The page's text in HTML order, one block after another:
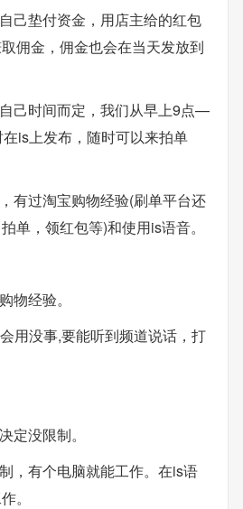
己垫付资金，用店主给的红包
佣金，佣金也会在当天发放到
己时间而定，我们从早上9点—
is上发布，随时可以来拍单
有过淘宝购物经验(刷单平台还
单，领红包等)和使用is语音。
物经验。
用没事,要能听到频道说话，打
定没限制。
，有个电脑就能工作。在is语
。